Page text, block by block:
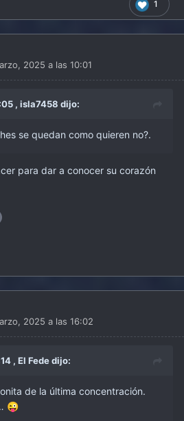
1
2025 a las 10:01
, isla7458 dijo:
se quedan como quieren no?.
para dar a conocer su corazón
2025 a las 16:02
, El Fededijo:
de la última concentración.
😜